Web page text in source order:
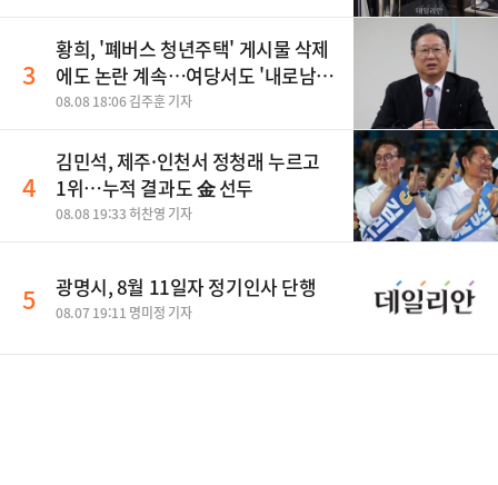
3
황희, '폐버스 청년주택' 게시물 삭제
에도 논란 계속…여당서도 '내로남
불' 비판
08.08 18:06 김주훈 기자
4
김민석, 제주·인천서 정청래 누르고
1위…누적 결과도 金 선두
08.08 19:33 허찬영 기자
5 광명시, 8월 11일자 정기인사 단행
08.07 19:11 명미정 기자